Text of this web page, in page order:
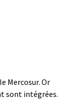
Mercosur. Or
sont intégrées.